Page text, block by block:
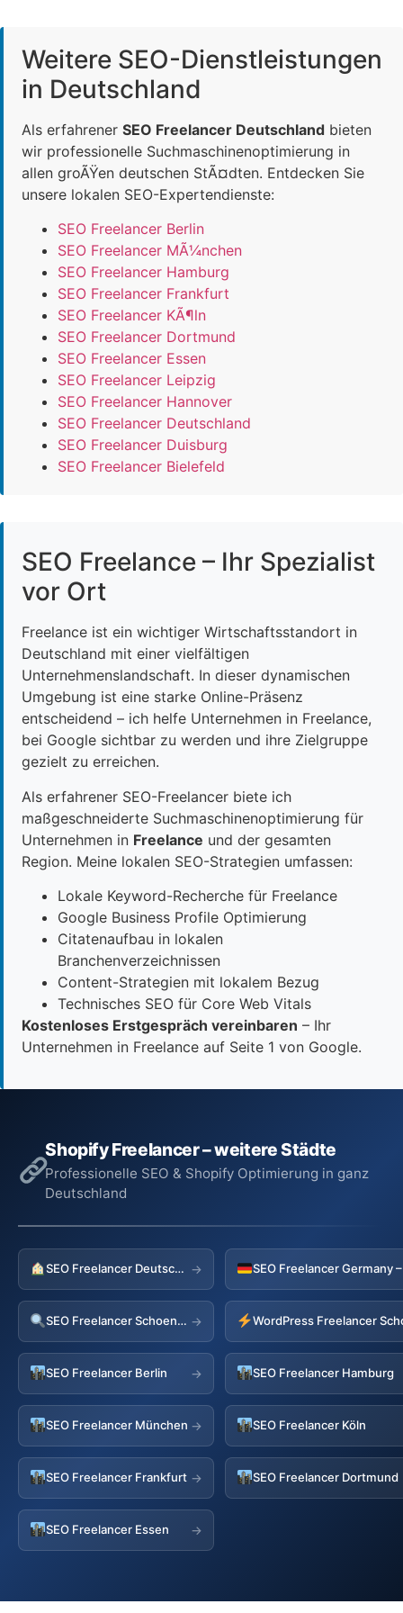
Weitere SEO-Dienstleistungen
in Deutschland
Als erfahrener SEO Freelancer Deutschland bieten
wir professionelle Suchmaschinenoptimierung in
allen groÃŸen deutschen StÃ¤dten. Entdecken Sie
unsere lokalen SEO-Expertendienste:
SEO Freelancer Berlin
SEO Freelancer MÃ¼nchen
SEO Freelancer Hamburg
SEO Freelancer Frankfurt
SEO Freelancer KÃ¶ln
SEO Freelancer Dortmund
SEO Freelancer Essen
SEO Freelancer Leipzig
SEO Freelancer Hannover
SEO Freelancer Deutschland
SEO Freelancer Duisburg
SEO Freelancer Bielefeld
SEO Freelance – Ihr Spezialist
vor Ort
Freelance ist ein wichtiger Wirtschaftsstandort in
Deutschland mit einer vielfältigen
Unternehmenslandschaft. In dieser dynamischen
Umgebung ist eine starke Online-Präsenz
entscheidend – ich helfe Unternehmen in Freelance,
bei Google sichtbar zu werden und ihre Zielgruppe
gezielt zu erreichen.
Als erfahrener SEO-Freelancer biete ich
maßgeschneiderte Suchmaschinenoptimierung für
Unternehmen in Freelance und der gesamten
Region. Meine lokalen SEO-Strategien umfassen:
Lokale Keyword-Recherche für Freelance
Google Business Profile Optimierung
Citatenaufbau in lokalen
Branchenverzeichnissen
Content-Strategien mit lokalem Bezug
Technisches SEO für Core Web Vitals
Kostenloses Erstgespräch vereinbaren – Ihr
Unternehmen in Freelance auf Seite 1 von Google.
Shopify Freelancer – weitere Städte
Professionelle SEO & Shopify Optimierung in ganz
Deutschland
SEO Freelancer Deutschland →
SEO Freelancer Schoenberg →
SEO Freelancer Berlin → SEO Freelancer Hamburg
SEO Freelancer München → SEO Freelancer Köln
SEO Freelancer Frankfurt → SEO Freelancer Dortmund
SEO Freelancer Essen →